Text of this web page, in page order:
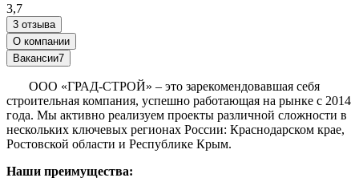
3,7
3 отзыва
О компании
Вакансии7
ООО «ГРАД-СТРОЙ» – это зарекомендовавшая себя
строительная компания, успешно работающая на рынке с 2014
года. Мы активно реализуем проекты различной сложности в
нескольких ключевых регионах России: Краснодарском крае,
Ростовской области и Республике Крым.
Наши преимущества: